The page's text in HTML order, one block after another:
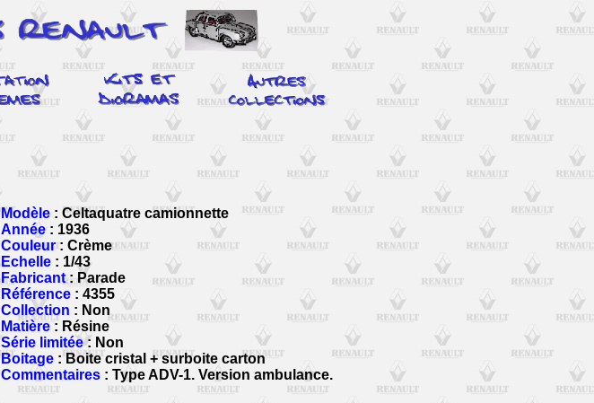
Modèle : Celtaquatre camionnette
Année : 1936
Couleur: Crème
Echelle : 1/43
Fabricant: Parade
Référence : 4355
Collection : Non
Matière : Résine
Série limitée: Non
Boitage : Boite cristal + surboite carton
Commentaires : Type ADV-1. Version ambulance.